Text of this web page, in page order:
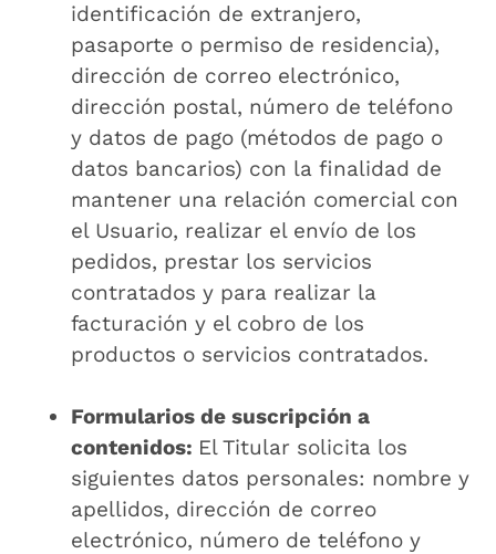
identificación de extranjero,
pasaporte o permiso de residencia),
dirección de correo electrónico,
dirección postal, número de teléfono
y datos de pago (métodos de pago o
datos bancarios) con la finalidad de
mantener una relación comercial con
el Usuario, realizar el envío de los
pedidos, prestar los servicios
contratados y para realizar la
facturación y el cobro de los
productos o servicios contratados.
Formularios de suscripción a
contenidos: El Titular solicita los
siguientes datos personales: nombre y
apellidos, dirección de correo
electrónico, número de teléfono y